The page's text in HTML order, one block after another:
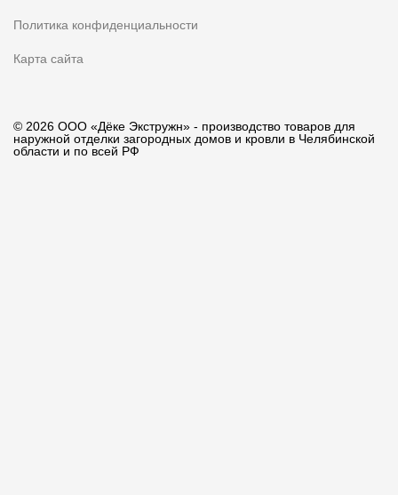
Политика конфиденциальности
Карта сайта
© 2026 ООО «Дёке Экстружн» - производство товаров для
наружной отделки загородных домов и кровли в Челябинской
области и по всей РФ